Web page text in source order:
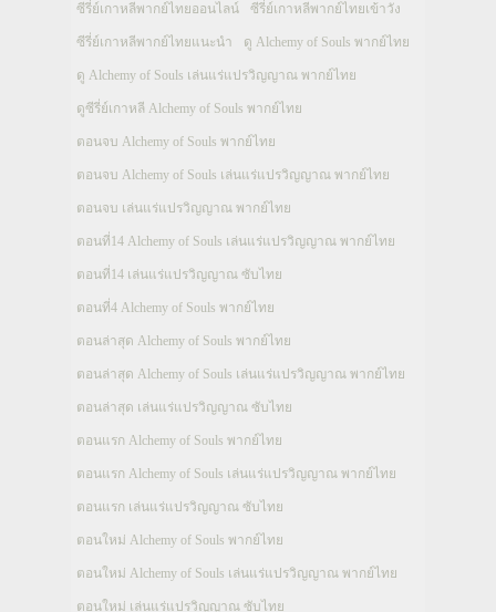
ซีรี่ย์เกาหลีพากย์ไทยออนไลน์ ซีรี่ย์เกาหลีพากย์ไทยเข้าวัง
ซีรี่ย์เกาหลีพากย์ไทยแนะนำ ดู Alchemy of Souls พากย์ไทย
ดู Alchemy of Souls เล่นแร่แปรวิญญาณ พากย์ไทย
ดูซีรี่ย์เกาหลี Alchemy of Souls พากย์ไทย
ตอนจบ Alchemy of Souls พากย์ไทย
ตอนจบ Alchemy of Souls เล่นแร่แปรวิญญาณ พากย์ไทย
ตอนจบ เล่นแร่แปรวิญญาณ พากย์ไทย
ตอนที่14 Alchemy of Souls เล่นแร่แปรวิญญาณ พากย์ไทย
ตอนที่14 เล่นแร่แปรวิญญาณ ซับไทย
ตอนที่4 Alchemy of Souls พากย์ไทย
ตอนล่าสุด Alchemy of Souls พากย์ไทย
ตอนล่าสุด Alchemy of Souls เล่นแร่แปรวิญญาณ พากย์ไทย
ตอนล่าสุด เล่นแร่แปรวิญญาณ ซับไทย
ตอนแรก Alchemy of Souls พากย์ไทย
ตอนแรก Alchemy of Souls เล่นแร่แปรวิญญาณ พากย์ไทย
ตอนแรก เล่นแร่แปรวิญญาณ ซับไทย
ตอนใหม่ Alchemy of Souls พากย์ไทย
ตอนใหม่ Alchemy of Souls เล่นแร่แปรวิญญาณ พากย์ไทย
ตอนใหม่ เล่นแร่แปรวิญญาณ ซับไทย